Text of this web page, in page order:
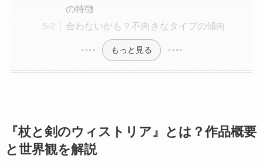
の特徴
合わないかも？不向きなタイプの傾向
もっと見る
『杖と剣のウィストリア』とは？作品概要
と世界観を解説